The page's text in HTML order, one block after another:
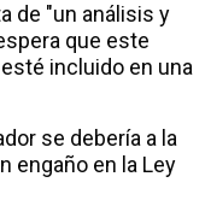
de "un análisis y
que este
incluido en una
se debería a la
engaño en la Ley